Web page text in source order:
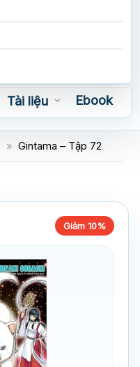
Tài liệu
Ebook
» Gintama – Tập 72
Giảm 10%